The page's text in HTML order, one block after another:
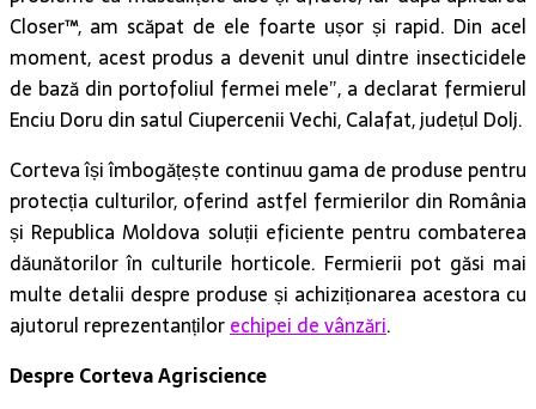
Closer™, am scăpat de ele foarte ușor și rapid. Din acel
moment, acest produs a devenit unul dintre insecticidele
de bază din portofoliul fermei mele”, a declarat fermierul
Enciu Doru din satul Ciupercenii Vechi, Calafat, județul Dolj.
Corteva își îmbogățește continuu gama de produse pentru
protecția culturilor, oferind astfel fermierilor din România
și Republica Moldova soluții eficiente pentru combaterea
dăunătorilor în culturile horticole. Fermierii pot găsi mai
multe detalii despre produse și achiziționarea acestora cu
ajutorul reprezentanțilorechipei de vânzări.
Despre Corteva Agriscience